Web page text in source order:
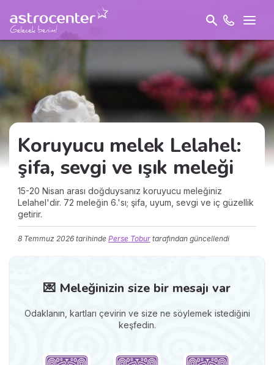
Koruyucu melek Lelahel:
şifa, sevgi ve ışık meleği
15-20 Nisan arası doğduysanız koruyucu meleğiniz
Lelahel'dir. 72 meleğin 6.'sı; şifa, uyum, sevgi ve iç güzellik
getirir.
8 Temmuz 2026 tarihinde Perse Tobur tarafından güncellendi
💌 Meleğinizin size bir mesajı var
Odaklanın, kartları çevirin ve size ne söylemek istediğini
keşfedin.